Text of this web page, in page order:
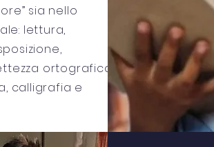
sia nello
lettura,
ortografica
calligrafia e